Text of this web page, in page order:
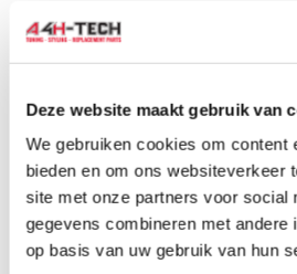
Deze website maakt gebruik van
We gebruiken cookies om
bieden en om ons websiteverkeer
site met onze partners voor social
gegevens combineren met
op basis van uw gebruik van hun
0producten beschikbaar
Wiellagers & Naven
0producten beschikbaar
0producten beschikbaar
Spoorverbreders
0producten
Wielmoeren
0producten
Draadeinden
0 producten